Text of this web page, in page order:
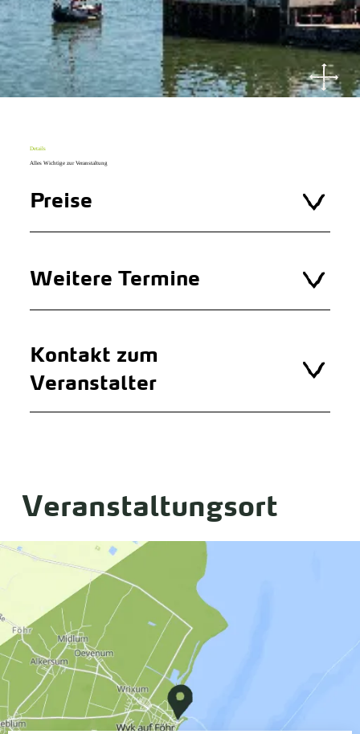
Details
Alles Wichtige zur Veranstaltung
Preise
Weitere Termine
Kontakt zum
Veranstalter
Veranstaltungsort